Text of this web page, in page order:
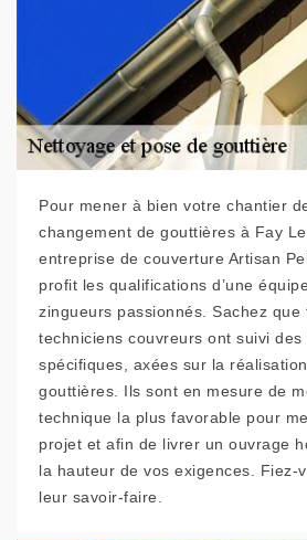
Pour mener à bien votre chantier
changement de gouttières à Fay
entreprise de couverture Artisan
profit les qualifications d’une
zingueurs passionnés. Sachez que
techniciens couvreurs ont suivi des
spécifiques, axées sur la
gouttières. Ils sont en mesure de
technique la plus favorable pour
projet et afin de livrer un ouvrage
la hauteur de vos exigences. Fiez-
leur savoir-faire.